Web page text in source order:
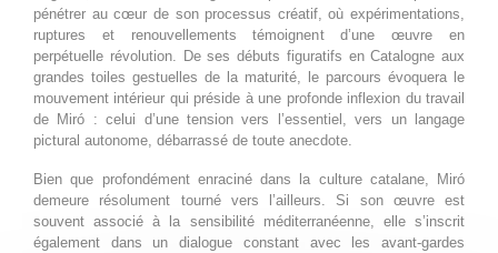
6 août 2026
jeudi
Toute la
journée
Joan Miró. Majorque, l'atelier
des rêves
7 août 2026
Toute la
journée
Joan Miró. Majorque, l'atelier
des rêves
pénétrer au cœur de son processus créatif, où expérimentations,
ruptures et renouvellements témoignent d’une œuvre en
perpétuelle révolution. De ses débuts figuratifs en Catalogne aux
grandes toiles gestuelles de la maturité, le parcours évoquera le
mouvement intérieur qui préside à une profonde inflexion du travail
de Miró : celui d’une tension vers l’essentiel, vers un langage
pictural autonome, débarrassé de toute anecdote.
Bien que profondément enraciné dans la culture catalane, Miró
demeure résolument tourné vers l’ailleurs. Si son œuvre est
souvent associé à la sensibilité méditerranéenne, elle s’inscrit
également dans un dialogue constant avec les avant-gardes